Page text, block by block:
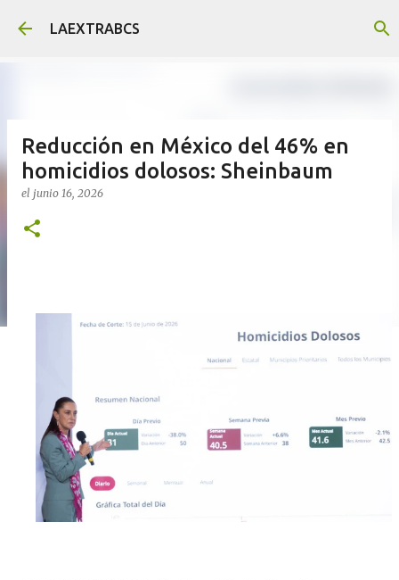
Ir al contenido principal
LAEXTRABCS
Reducción en México del 46% en
homicidios dolosos: Sheinbaum
el junio 16, 2026